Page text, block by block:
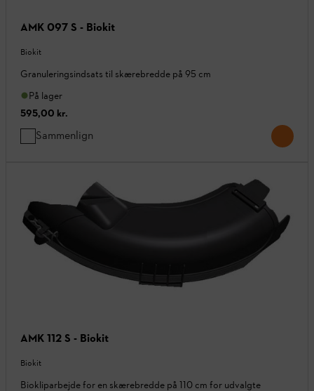
AMK 097 S - Biokit
Biokit
Granuleringsindsats til skærebredde på 95 cm
På lager
595,00 kr.
Sammenlign
AMK 112 S - Biokit
Biokit
Biokliparbejde for en skærebredde på 110 cm for udvalgte